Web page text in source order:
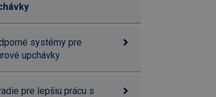
systémy pre
upchávky
pre lepšiu prácu s